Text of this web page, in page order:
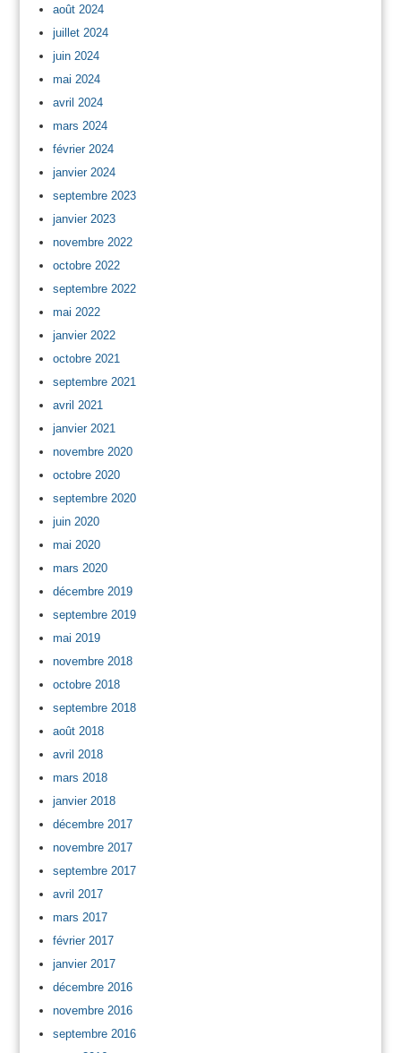
août 2024
juillet 2024
juin 2024
mai 2024
avril 2024
mars 2024
février 2024
janvier 2024
septembre 2023
janvier 2023
novembre 2022
octobre 2022
septembre 2022
mai 2022
janvier 2022
octobre 2021
septembre 2021
avril 2021
janvier 2021
novembre 2020
octobre 2020
septembre 2020
juin 2020
mai 2020
mars 2020
décembre 2019
septembre 2019
mai 2019
novembre 2018
octobre 2018
septembre 2018
août 2018
avril 2018
mars 2018
janvier 2018
décembre 2017
novembre 2017
septembre 2017
avril 2017
mars 2017
février 2017
janvier 2017
décembre 2016
novembre 2016
septembre 2016